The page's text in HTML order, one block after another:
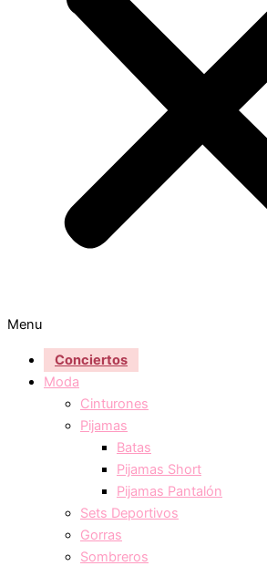
Menu
Conciertos
Moda
Cinturones
Pijamas
Batas
Pijamas Short
Pijamas Pantalón
Sets Deportivos
Gorras
Sombreros